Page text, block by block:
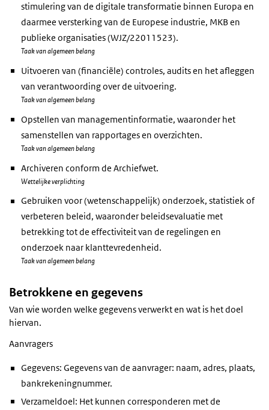
stimulering van de digitale transformatie binnen Europa en
daarmee versterking van de Europese industrie, MKB en
publieke organisaties (WJZ/22011523).
Taak van algemeen belang
Uitvoeren van (financiële) controles, audits en het afleggen
van verantwoording over de uitvoering.
Taak van algemeen belang
Opstellen van managementinformatie, waaronder het
samenstellen van rapportages en overzichten.
Taak van algemeen belang
Archiveren conform de Archiefwet.
Wettelijke verplichting
Gebruiken voor (wetenschappelijk) onderzoek, statistiek of
verbeteren beleid, waaronder beleidsevaluatie met
betrekking tot de effectiviteit van de regelingen en
onderzoek naar klanttevredenheid.
Taak van algemeen belang
Betrokkene en gegevens
Van wie worden welke gegevens verwerkt en wat is het doel
hiervan.
Aanvragers
Gegevens: Gegevens van de aanvrager: naam, adres, plaats,
bankrekeningnummer.
Verzameldoel: Het kunnen corresponderen met de